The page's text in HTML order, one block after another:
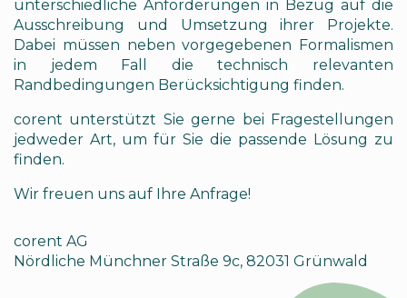
unterschiedliche Anforderungen in Bezug auf die
Ausschreibung und Umsetzung ihrer Projekte.
Dabei müssen neben vorgegebenen Formalismen
in jedem Fall die technisch relevanten
Randbedingungen Berücksichtigung finden.
corent unterstützt Sie gerne bei Fragestellungen
jedweder Art, um für Sie die passende Lösung zu
finden.
Wir freuen uns auf Ihre Anfrage!
corent AG
Nördliche Münchner Straße 9c, 82031 Grünwald